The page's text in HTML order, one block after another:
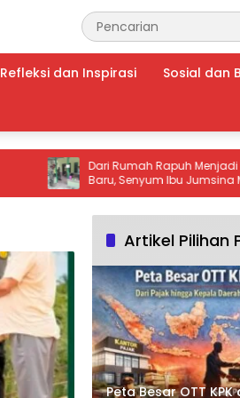
Refleksi dan Inspirasi Sosial dan
Dari Rumah Rapuh Menjadi
Baru, Senyum Ibu Jumsina Menjadi
Makna TMMD bagi Warga Batu
Artikel Pilihan
Peta Besar OTT